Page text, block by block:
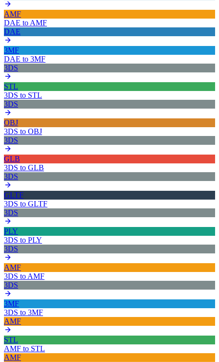
AMF
DAE to AMF
DAE
3MF
DAE to 3MF
3DS
STL
3DS to STL
3DS
OBJ
3DS to OBJ
3DS
GLB
3DS to GLB
3DS
GLTF
3DS to GLTF
3DS
PLY
3DS to PLY
3DS
AMF
3DS to AMF
3DS
3MF
3DS to 3MF
AMF
STL
AMF to STL
AMF